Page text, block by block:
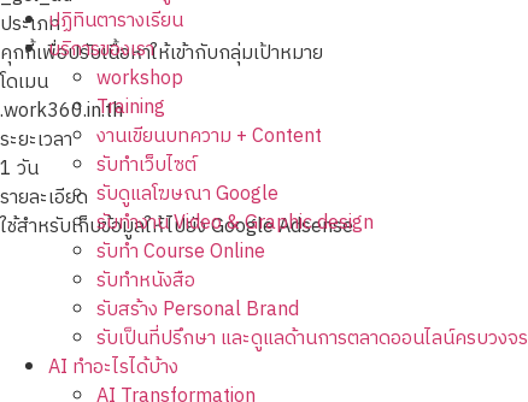
ปฏิทินตารางเรียน
บริการของเรา
workshop
Training
งานเขียนบทความ + Content
รับทำเว็บไซต์
รับดูแลโฆษณา Google
รับทำงาน Video & Graphic design
รับทำ Course Online
รับทำหนังสือ
รับสร้าง Personal Brand
รับเป็นที่ปรึกษา และดูแลด้านการตลาดออนไลน์ครบวงจร
AI ทำอะไรได้บ้าง
ประเภท
คุกกี้เพื่อปรับเนื้อหาให้เข้ากับกลุ่มเป้าหมาย
โดเมน
.work360.in.th
ระยะเวลา
1 วัน
รายละเอียด
ใช้สำหรับเก็บข้อมูลให้ไปยัง Google Adsense